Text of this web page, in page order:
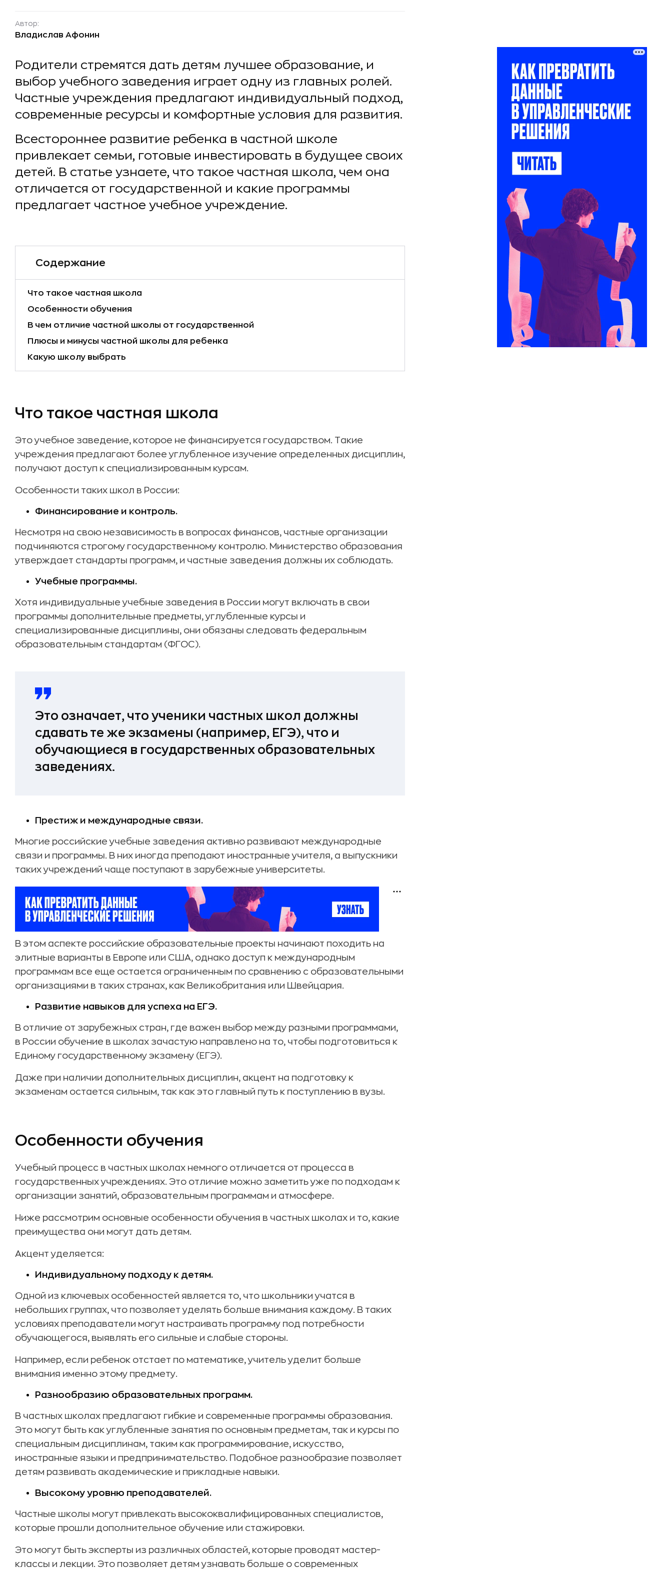
Автор:
Владислав Афонин
Родители стремятся дать детям лучшее образование, и
выбор учебного заведения играет одну из главных ролей.
Частные учреждения предлагают индивидуальный подход,
современные ресурсы и комфортные условия для развития.
Всестороннее развитие ребенка в частной школе
привлекает семьи, готовые инвестировать в будущее своих
детей. В статье узнаете, что такое частная школа, чем она
отличается от государственной и какие программы
предлагает частное учебное учреждение.
Содержание
Что такое частная школа
Особенности обучения
В чем отличие частной школы от государственной
Плюсы и минусы частной школы для ребенка
Какую школу выбрать
Что такое частная школа
Это учебное заведение, которое не финансируется государством. Такие
учреждения предлагают более углубленное изучение определенных дисциплин,
получают доступ к специализированным курсам.
Особенности таких школ в России:
Финансирование и контроль.
Несмотря на свою независимость в вопросах финансов, частные организации
подчиняются строгому государственному контролю. Министерство образования
утверждает стандарты программ, и частные заведения должны их соблюдать.
Учебные программы.
Хотя индивидуальные учебные заведения в России могут включать в свои
программы дополнительные предметы, углубленные курсы и
специализированные дисциплины, они обязаны следовать федеральным
образовательным стандартам (ФГОС).
Это означает, что ученики частных школ должны
сдавать те же экзамены (например, ЕГЭ), что и
обучающиеся в государственных образовательных
заведениях.
Престиж и международные связи.
Многие российские учебные заведения активно развивают международные
связи и программы. В них иногда преподают иностранные учителя, а выпускники
таких учреждений чаще поступают в зарубежные университеты.
В этом аспекте российские образовательные проекты начинают походить на
элитные варианты в Европе или США, однако доступ к международным
программам все еще остается ограниченным по сравнению с образовательными
организациями в таких странах, как Великобритания или Швейцария.
Развитие навыков для успеха на ЕГЭ.
В отличие от зарубежных стран, где важен выбор между разными программами,
в России обучение в школах зачастую направлено на то, чтобы подготовиться к
Единому государственному экзамену (ЕГЭ).
Даже при наличии дополнительных дисциплин, акцент на подготовку к
экзаменам остается сильным, так как это главный путь к поступлению в вузы.
Особенности обучения
Учебный процесс в частных школах немного отличается от процесса в
государственных учреждениях. Это отличие можно заметить уже по подходам к
организации занятий, образовательным программам и атмосфере.
Ниже рассмотрим основные особенности обучения в частных школах и то, какие
преимущества они могут дать детям.
Акцент уделяется:
Индивидуальному подходу к детям.
Одной из ключевых особенностей является то, что школьники учатся в
небольших группах, что позволяет уделять больше внимания каждому. В таких
условиях преподаватели могут настраивать программу под потребности
обучающегося, выявлять его сильные и слабые стороны.
Например, если ребенок отстает по математике, учитель уделит больше
внимания именно этому предмету.
Разнообразию образовательных программ.
В частных школах предлагают гибкие и современные программы образования.
Это могут быть как углубленные занятия по основным предметам, так и курсы по
специальным дисциплинам, таким как программирование, искусство,
иностранные языки и предпринимательство. Подобное разнообразие позволяет
детям развивать академические и прикладные навыки.
Высокому уровню преподавателей.
Частные школы могут привлекать высококвалифицированных специалистов,
которые прошли дополнительное обучение или стажировки.
Это могут быть эксперты из различных областей, которые проводят мастер-
классы и лекции. Это позволяет детям узнавать больше о современных